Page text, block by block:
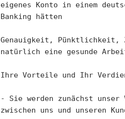
eigenes Konto in einem
Banking hätten
Genauigkeit, Pünktlichkeit,
natürlich eine gesunde
Ihre Vorteile und Ihr
- Sie werden zunächst
zwischen uns und unseren